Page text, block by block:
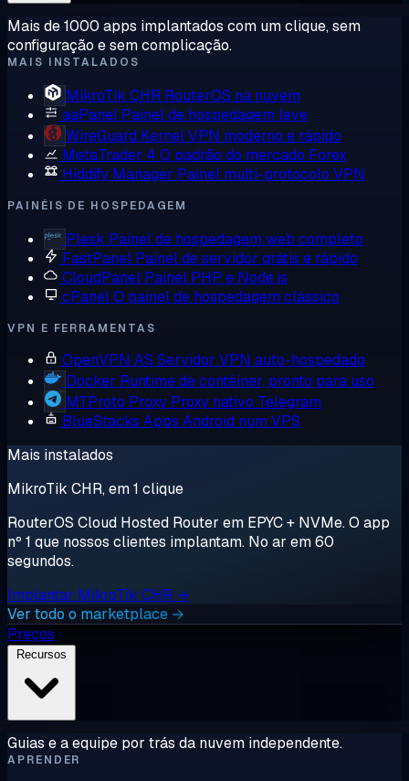
Mais de 1000 apps implantados com um clique, sem
configuração e sem complicação.
MAIS INSTALADOS
MikroTik CHR RouterOS na nuvem
aaPanel Painel de hospedagem leve
WireGuard Kernel VPN moderno e rápido
MetaTrader 4 O padrão do mercado Forex
Hiddify Manager Painel multi-protocolo VPN
PAINÉIS DE HOSPEDAGEM
Plesk Painel de hospedagem web completo
FastPanel Painel de servidor grátis e rápido
CloudPanel Painel PHP e Node.js
cPanelO painel de hospedagem clássico
VPN E FERRAMENTAS
OpenVPN AS Servidor VPN auto-hospedado
Docker Runtime de contêiner, pronto para uso
MTProto Proxy Proxy nativo Telegram
BlueStacks Apps Android num VPS
Mais instalados
MikroTik CHR, em 1 clique
RouterOS Cloud Hosted Router em EPYC + NVMe. O app
nº 1 que nossos clientes implantam. No ar em 60
segundos.
Implantar MikroTik CHR →
Ver todo o marketplace →
Preços
Guias e a equipe por trás da nuvem independente.
APRENDER